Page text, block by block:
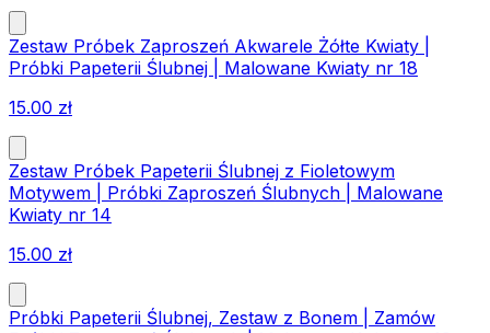
Zestaw Próbek Zaproszeń Akwarele Żółte Kwiaty |
Próbki Papeterii Ślubnej | Malowane Kwiaty nr 18
15.00 zł
Zestaw Próbek Papeterii Ślubnej z Fioletowym
Motywem | Próbki Zaproszeń Ślubnych | Malowane
Kwiaty nr 14
15.00 zł
Próbki Papeterii Ślubnej, Zestaw z Bonem | Zamów